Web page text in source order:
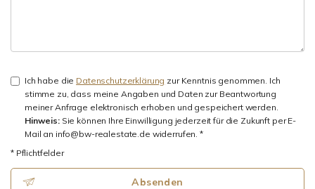
Ich habe die Datenschutzerklärung zur Kenntnis genommen. Ich
stimme zu, dass meine Angaben und Daten zur Beantwortung
meiner Anfrage elektronisch erhoben und gespeichert werden.
Hinweis:Sie können Ihre Einwilligung jederzeit für die Zukunft per E-
Mail an info@bw-realestate.de widerrufen. *
* Pflichtfelder
Absenden